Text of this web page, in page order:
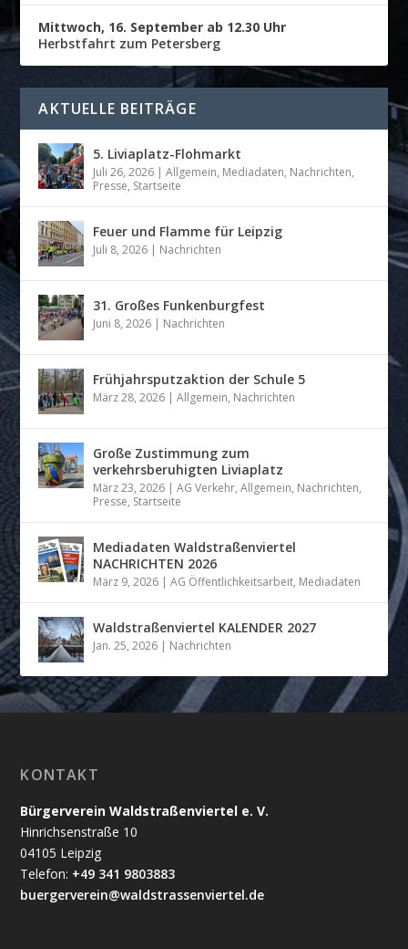
Mittwoch, 16. September ab 12.30 Uhr
Herbstfahrt zum Petersberg
AKTUELLE BEITRÄGE
5. Liviaplatz-Flohmarkt
Juli 26, 2026 |Allgemein, Mediadaten, Nachrichten,
Presse, Startseite
Feuer und Flamme für Leipzig
Juli 8, 2026 | Nachrichten
31. Großes Funkenburgfest
Juni 8, 2026 | Nachrichten
Frühjahrsputzaktion der Schule 5
März 28, 2026 |Allgemein, Nachrichten
Große Zustimmung zum
verkehrsberuhigten Liviaplatz
März 23, 2026 |AG Verkehr,Allgemein, Nachrichten,
Presse, Startseite
Mediadaten Waldstraßenviertel
NACHRICHTEN 2026
März 9, 2026 |AG Öffentlichkeitsarbeit, Mediadaten
Waldstraßenviertel KALENDER 2027
Jan. 25, 2026 | Nachrichten
KONTAKT
Bürgerverein Waldstraßenviertel e. V.
Hinrichsenstraße 10
04105 Leipzig
Telefon: +49 341 9803883
buergerverein@waldstrassenviertel.de